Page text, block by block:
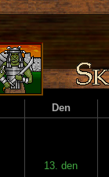
Den
13. den